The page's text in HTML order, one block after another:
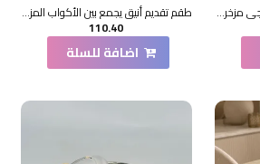
صحن تقديم أنيق مع وعاء زجاجي مزخرف، 20×20×2سم طقم تقديم أنيق يجمع بين الأكواب المزخرفة والصواني
110.40
اضافة للسلة